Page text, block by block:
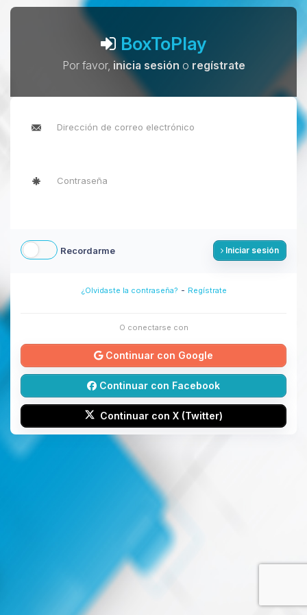
BoxToPlay
Por favor, inicia sesión o regístrate
Recordarme Iniciar sesión
¿Olvidaste la contraseña? - Regístrate
O conectarse con
Continuar con Google
Continuar con Facebook
Continuar con X (Twitter)